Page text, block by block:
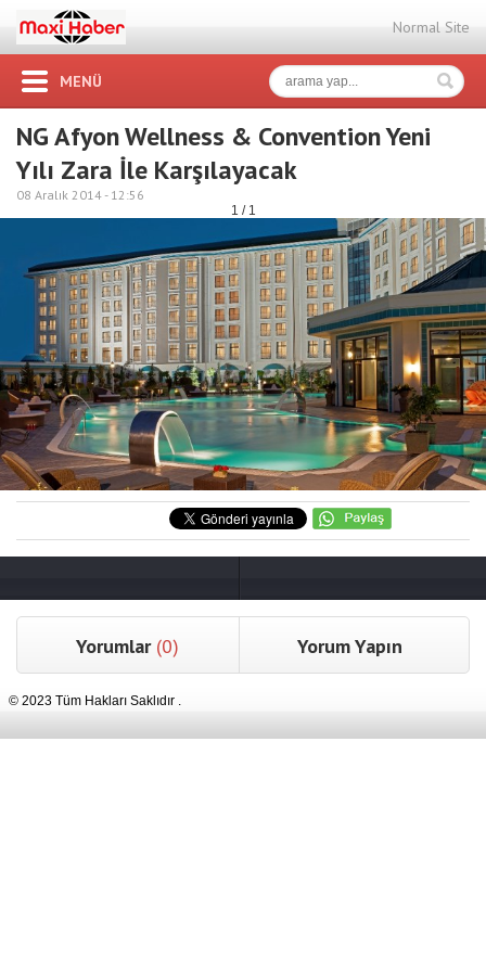
Normal Site
MENÜ
NG Afyon Wellness & Convention Yeni
Yılı Zara İle Karşılayacak
08 Aralık 2014 - 12:56
1 / 1
Yorumlar (0) Yorum Yapın
© 2023 Tüm Hakları Saklıdır .